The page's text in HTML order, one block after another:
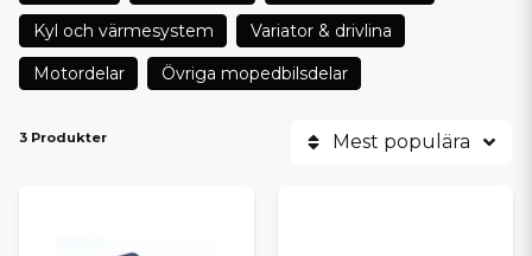
Kyl och värmesystem
Variator & drivlina
Motordelar
Övriga mopedbilsdelar
3 Produkter Mest populära